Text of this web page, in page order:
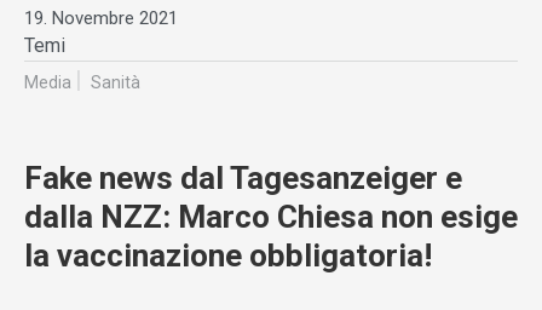
19. Novembre 2021
Temi
Media Sanità
Fake news dal Tagesanzeiger e
dalla NZZ: Marco Chiesa non esige
la vaccinazione obbligatoria!